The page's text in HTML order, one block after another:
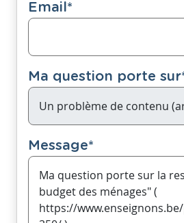
Email*
Ma question porte sur
Message*